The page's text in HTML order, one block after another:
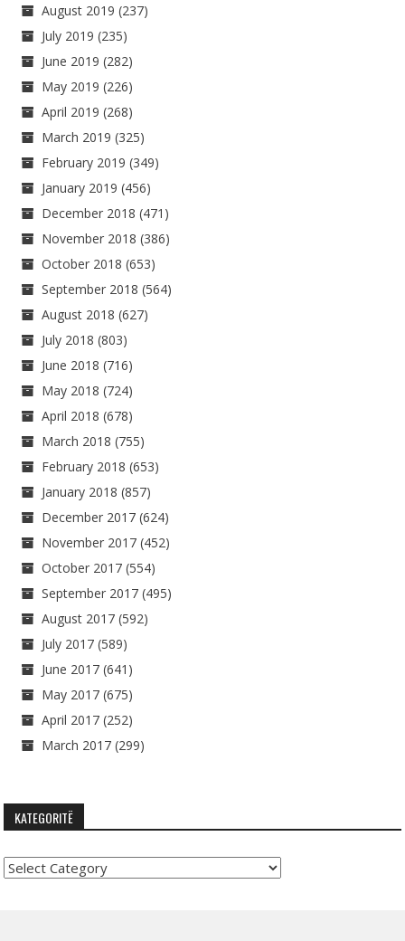
August 2019 (237)
July 2019 (235)
June 2019 (282)
May 2019 (226)
April 2019 (268)
March 2019 (325)
February 2019 (349)
January 2019 (456)
December 2018 (471)
November 2018 (386)
October 2018 (653)
September 2018 (564)
August 2018 (627)
July 2018 (803)
June 2018 (716)
May 2018 (724)
April 2018 (678)
March 2018 (755)
February 2018 (653)
January 2018 (857)
December 2017 (624)
November 2017 (452)
October 2017 (554)
September 2017 (495)
August 2017 (592)
July 2017 (589)
June 2017 (641)
May 2017 (675)
April 2017 (252)
March 2017 (299)
KATEGORITË
Kategoritë